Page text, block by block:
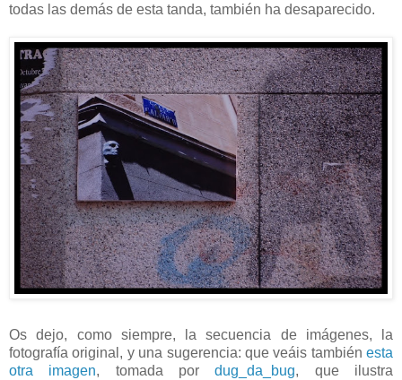
todas las demás de esta tanda, también ha desaparecido.
Os dejo, como siempre, la secuencia de imágenes, la
fotografía original, y una sugerencia: que veáis también esta
otra imagen, tomada pordug_da_bug, que ilustra